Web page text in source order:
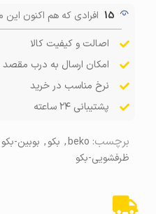
15 افرادی که هم اکنون
اصالت و کیفیت کالا
امکان ارسال به درب مقصد
نرخ مناسب در خرید
پشتیبانی ۲۴ ساعته
برچسب: beko
, بکو, بوبین-بکو
ظرفشویی-بکو